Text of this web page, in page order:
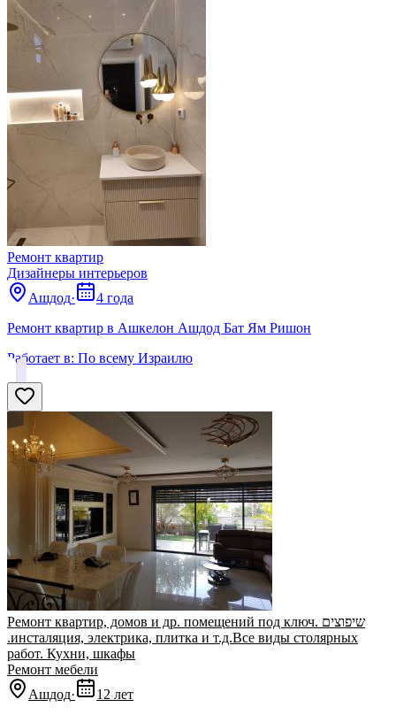
Ремонт квартир
Дизайнеры интерьеров
Ашдод·
4 года
Ремонт квартир в Ашкелон Ашдод Бат Ям Ришон
Работает в: По всему Израилю
Ремонт квартир, домов и др. помещений под ключ. שיפוצים
.инсталяция, электрика, плитка и т.д.Все виды столярных
работ. Кухни, шкафы
Ремонт мебели
Ашдод·
12 лет